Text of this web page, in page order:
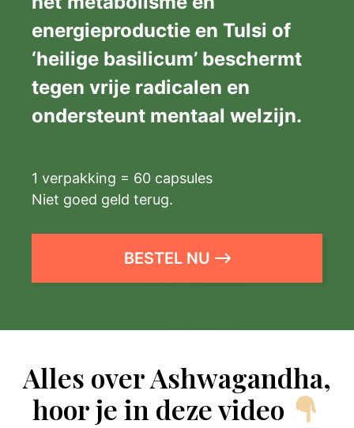
energieproductie en Tulsi of
‘heilige basilicum’ beschermt
tegen vrije radicalen en
ondersteunt mentaal welzijn.
1 verpakking = 60 capsules
Niet goed geld terug.
BESTEL NU
Alles over Ashwagandha,
hoor je in deze video